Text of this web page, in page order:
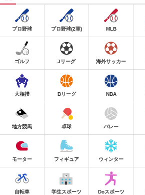
プロ野球 プロ野球(2軍) MLB
ゴルフ Jリーグ 海外サッカー
大相撲 Bリーグ NBA
地方競馬 卓球 バレー
モーター フィギュア ウィンター
自転車 学生スポーツ Doスポーツ